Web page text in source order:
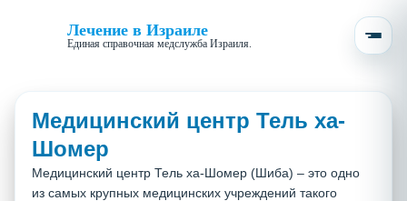
Лечение в Израиле
Единая справочная медслужба Израиля.
Медицинский центр Тель ха-
Шомер
Медицинский центр Тель ха-Шомер (Шиба) – это одно
из самых крупных медицинских учреждений такого